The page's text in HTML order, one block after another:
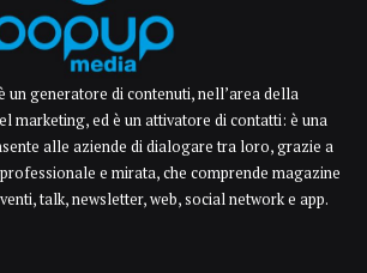
un generatore di contenuti, nell’area della
marketing, ed è un attivatore di contatti: è una
alle aziende di dialogare tra loro, grazie a
e mirata, che comprende magazine
talk, newsletter, web, social network e app.